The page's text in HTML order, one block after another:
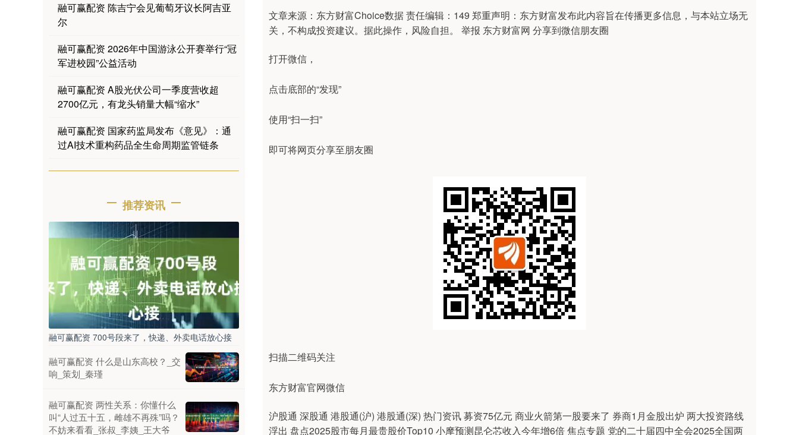
文章来源：东方财富Choice数据 责任编辑：149 郑重声明：东方财富发布此内容旨在传播更多信息，与本站立场无
关，不构成投资建议。据此操作，风险自担。 举报 东方财富网 分享到微信朋友圈
打开微信，
点击底部的“发现”
使用“扫一扫”
即可将网页分享至朋友圈
扫描二维码关注
东方财富官网微信
沪股通 深股通 港股通(沪) 港股通(深) 热门资讯 募资75亿元 商业火箭第一股要来了 券商1月金股出炉 两大投资路线
浮出 盘点2025股市每月最贵股价Top10 小摩预测昆仑芯收入今年增6倍 焦点专题 党的二十届四中全会2025全国两
融可赢配资 陈吉宁会见葡萄牙议长阿吉亚
尔
融可赢配资 2026年中国游泳公开赛举行“冠
军进校园”公益活动
融可赢配资 A股光伏公司一季度营收超
2700亿元，有龙头销量大幅“缩水”
融可赢配资 国家药监局发布《意见》：通
过AI技术重构药品全生命周期监管链条
推荐资讯
融可赢配资 700号段来了，快递、外卖电话放心接
融可赢配资 什么是山东高校？_交
响_策划_秦瑾
融可赢配资 两性关系：你懂什么
叫“人过五十五，雌雄不再殊”吗？
不妨来看看_张叔_李姨_王大爷